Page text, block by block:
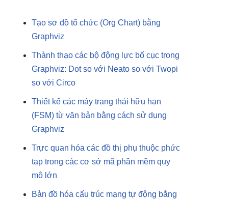
Tạo sơ đồ tổ chức (Org Chart) bằng
Graphviz
Thành thạo các bộ động lực bố cục trong
Graphviz: Dot so với Neato so với Twopi
so với Circo
Thiết kế các máy trạng thái hữu hạn
(FSM) từ văn bản bằng cách sử dụng
Graphviz
Trực quan hóa các đồ thị phụ thuộc phức
tạp trong các cơ sở mã phần mềm quy
mô lớn
Bản đồ hóa cấu trúc mạng tự động bằng